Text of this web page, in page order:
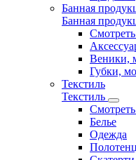
Банная
Банная
Смотреть
Веники,
Губки,
Текстиль
Текстиль
Смотреть
Белье
Одежда